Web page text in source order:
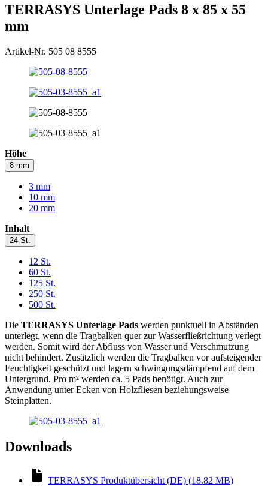
TERRASYS Unterlage Pads 8 x 85 x 55
mm
Artikel-Nr. 505 08 8555
Höhe
8 mm
3 mm
10 mm
20 mm
Inhalt
24 St.
12 St.
60 St.
125 St.
250 St.
500 St.
Die TERRASYS Unterlage Pads werden punktuell in Abständen
unterlegt, wenn die Tragbalken quer zur Wasserfließrichtung verlegt
werden. Somit wird der Abfluss von Wasser und Verschmutzung
nicht behindert. Zusätzlich werden die Tragbalken vor aufsteigender
Feuchtigkeit geschützt und lagern schwingungsdämpfend auf dem
Untergrund. Pro m² werden ca. 5 Pads benötigt. Auch zur
Anwendung unter Ecken von Holzfliesen beziehungsweise
Steinplatten.
Downloads
TERRASYS Produktübersicht (DE) (18.82 MB)